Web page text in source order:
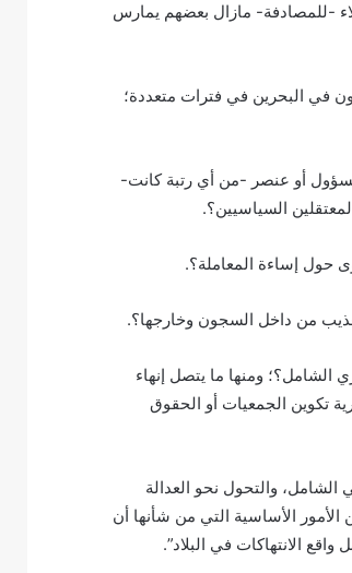
-للمصادفة- مازال بعضهم يمارس
في البحرين في فترات متعددة؛
أو عنصر -من أي رتبة كانت-
السياسيين؟.
حول إساءة المعاملة؟.
من داخل السجون وخارجها؟.
الشامل؟؛ ومنها ما يتصل إنهاء
تكوين الجمعيات أو الحقوق
والتحول نحو العدالة
الأمور الأساسية التي من شأنها أن
الانتهاكات في البلاد”.